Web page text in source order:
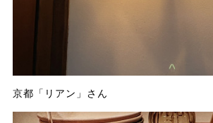
京都「リアン」さん